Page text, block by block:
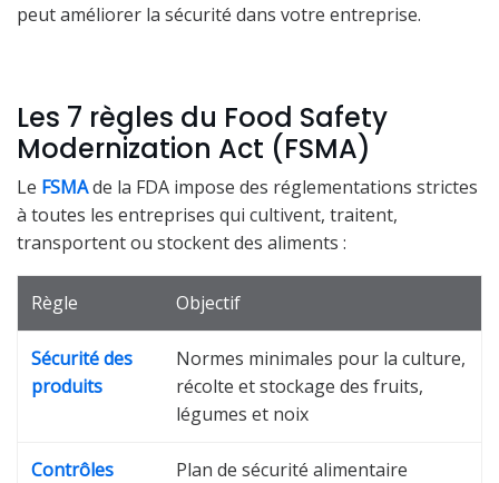
peut améliorer la sécurité dans votre entreprise.
Les 7 règles du Food Safety
Modernization Act (FSMA)
Le FSMAde la FDA impose des réglementations strictes
à toutes les entreprises qui cultivent, traitent,
transportent ou stockent des aliments :
Règle Objectif
Sécurité des
produits
Normes minimales pour la culture,
récolte et stockage des fruits,
légumes et noix
Contrôles
Plan de sécurité alimentaire